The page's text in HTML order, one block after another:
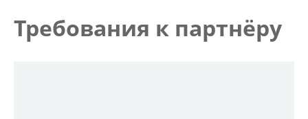
Требования к партнёру